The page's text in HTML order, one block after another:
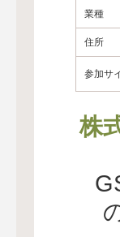
業種
住所
参加サ
株